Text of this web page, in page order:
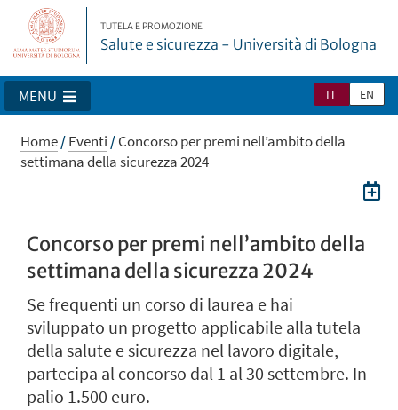
TUTELA E PROMOZIONE
Salute e sicurezza - Università di Bologna
IT EN
MENU
Home/Eventi /Concorso per premi nell’ambito della
settimana della sicurezza 2024
Concorso per premi nell’ambito della
settimana della sicurezza 2024
Se frequenti un corso di laurea e hai
sviluppato un progetto applicabile alla tutela
della salute e sicurezza nel lavoro digitale,
partecipa al concorso dal 1 al 30 settembre. In
palio 1.500 euro.